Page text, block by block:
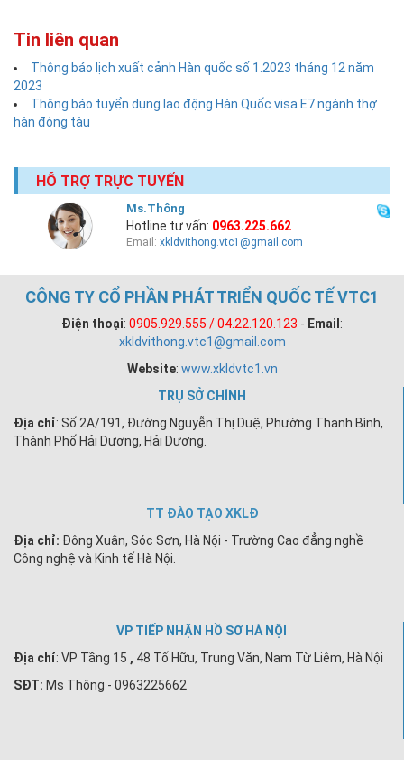
Tin liên quan
Thông báo lịch xuất cảnh Hàn quốc số 1.2023 tháng 12 năm
2023
Thông báo tuyển dụng lao động Hàn Quốc visa E7 ngành thợ
hàn đóng tàu
HỖ TRỢ TRỰC TUYẾN
Ms.Thông
Hotline tư vấn: 0963.225.662
Email:xkldvithong.vtc1@gmail.com
CÔNG TY CỔ PHẦN PHÁT TRIỂN QUỐC TẾ VTC1
Điện thoại: 0905.929.555 / 04.22.120.123 - Email:
xkldvithong.vtc1@gmail.com
Website: www.xkldvtc1.vn
TRỤ SỞ CHÍNH
Địa chỉ: Số 2A/191, Đường Nguyễn Thị Duệ, Phường Thanh Bình,
Thành Phố Hải Dương, Hải Dương.
TT ĐÀO TẠO XKLĐ
Địa chỉ: Đông Xuân, Sóc Sơn, Hà Nội - Trường Cao đẳng nghề
Công nghệ và Kinh tế Hà Nội.
VP TIẾP NHẬN HỒ SƠ HÀ NỘI
Địa chỉ: VP Tầng 15 , 48 Tố Hữu, Trung Văn, Nam Từ Liêm, Hà Nội
SĐT: Ms Thông - 0963225662